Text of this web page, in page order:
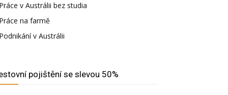
Práce v Austrálii bez studia
Práce na farmě
Podnikání v Austrálii
pojištění se slevou 50%